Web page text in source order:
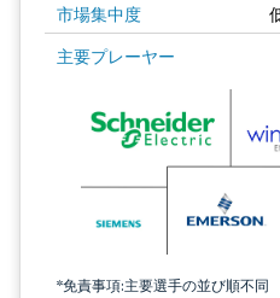
市場集中度
主要プレーヤー
*免責事項:主要選手の並び順不同